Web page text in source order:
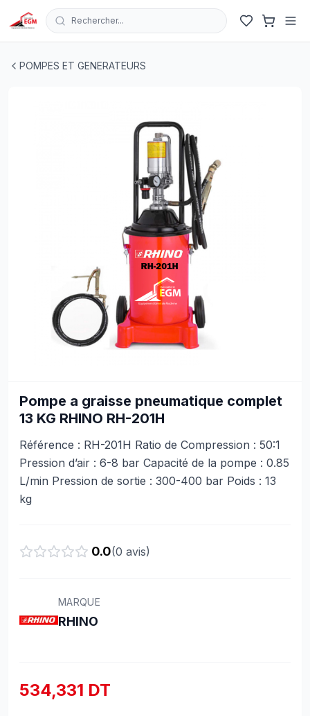
Rechercher...
POMPES ET GENERATEURS
Pompe a graisse pneumatique complet
13 KG RHINO RH-201H
Référence : RH-201H Ratio de Compression : 50:1
Pression d’air : 6-8 bar Capacité de la pompe : 0.85
L/min Pression de sortie : 300-400 bar Poids : 13
kg
0.0(0 avis)
MARQUE
RHINO
534,331 DT